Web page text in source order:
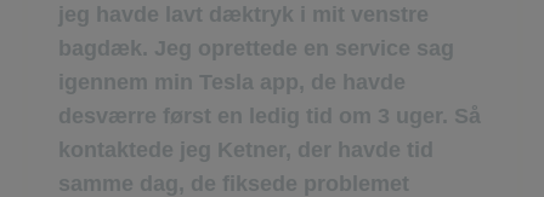
jeg havde lavt dæktryk i mit venstre
bagdæk. Jeg oprettede en service sag
igennem min Tesla app, de havde
desværre først en ledig tid om 3 uger. Så
kontaktede jeg Ketner, der havde tid
samme dag, de fiksede problemet